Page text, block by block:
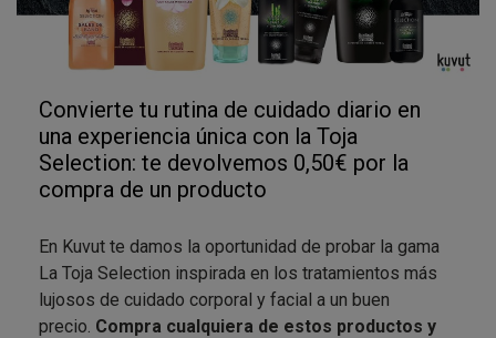
Convierte tu rutina de cuidado diario en
una experiencia única con la Toja
Selection: te devolvemos 0,50€ por la
compra de un producto
En Kuvut te damos la oportunidad de probar la gama
La Toja Selection inspirada en los tratamientos más
lujosos de cuidado corporal y facial a un buen
precio. Compra cualquiera de estos productos y